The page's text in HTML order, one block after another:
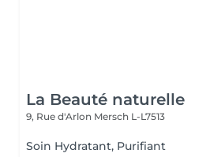
La Beauté naturelle
9, Rue d'Arlon Mersch L-L7513
Soin Hydratant, Purifiant